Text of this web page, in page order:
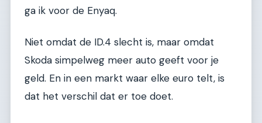
ga ik voor de Enyaq.
Niet omdat de ID.4 slecht is, maar omdat
Skoda simpelweg meer auto geeft voor je
geld. En in een markt waar elke euro telt, is
dat het verschil dat er toe doet.